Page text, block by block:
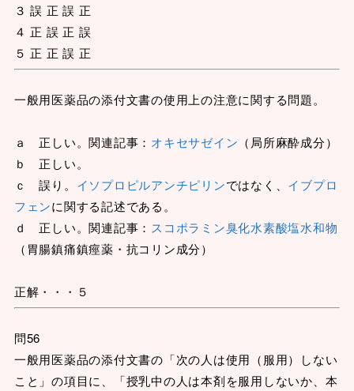
３ 誤 正 誤 正
４ 正 誤 正 誤
５ 正 正 誤 正
一般用医薬品の添付文書の使用上の注意に関する問題。
ａ 正しい。関連記事： オキセサゼイン （局所麻酔成分）
ｂ 正しい。
ｃ 誤り。 イソプロピルアンチピリンではなく、 イブプロ
フェンに関する記述である。
ｄ 正しい。関連記事： スコポラミン臭化水素酸塩水和物
（胃腸鎮痛鎮痙薬・抗コリン成分）
正解・・・５
問56
一般用医薬品の添付文書の「次の人は使用（服用）しない
こと」の項目に、「授乳中の人は本剤を服用しないか、本